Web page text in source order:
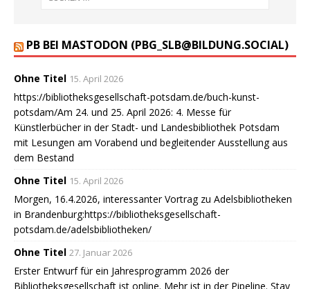
PB BEI MASTODON (PBG_SLB@BILDUNG.SOCIAL)
Ohne Titel 15. April 2026
https://bibliotheksgesellschaft-potsdam.de/buch-kunst-
potsdam/Am 24. und 25. April 2026: 4. Messe für
Künstlerbücher in der Stadt- und Landesbibliothek Potsdam
mit Lesungen am Vorabend und begleitender Ausstellung aus
dem Bestand
Ohne Titel 15. April 2026
Morgen, 16.4.2026, interessanter Vortrag zu Adelsbibliotheken
in Brandenburg:https://bibliotheksgesellschaft-
potsdam.de/adelsbibliotheken/
Ohne Titel 27. Januar 2026
Erster Entwurf für ein Jahresprogramm 2026 der
Bibliotheksgesellschaft ist online. Mehr ist in der Pipeline. Stay